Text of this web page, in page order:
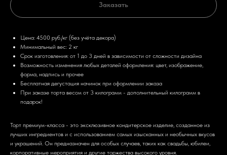
Заказать
Цена: 4500 руб./кг (без учёта декора)
Минимальный вес: 2 кг
Срок изготовления: от 1 до 3 дней в зависимости от сложности дизайна
Возможность изменения любых деталей оформления: цвет, изображение,
форма, надпись и прочее
Бесплатная дегустация начинок при оформлении заказа
При заказе торта весом от 3 килограмм - дополнительный килограмм в
подарок!
Торт премиум-класса - это эксклюзивное кондитерское изделие, созданное из
лучших ингредиентов и с использованием самых изысканных и необычных вкусов
и украшений. Он предназначен для особых случаев, таких как свадьбы, юбилеи,
корпоративные мероприятия и другие торжества высокого уровня.